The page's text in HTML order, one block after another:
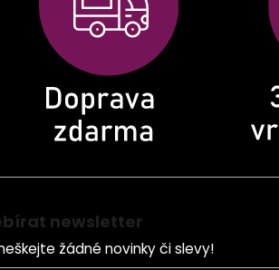
newsletter
žádné novinky či slevy!